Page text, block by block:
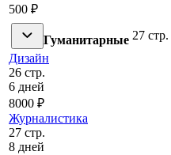
500 ₽
Гуманитарные 27 стр.
Дизайн
26 стр.
6 дней
8000 ₽
Журналистика
27 стр.
8 дней